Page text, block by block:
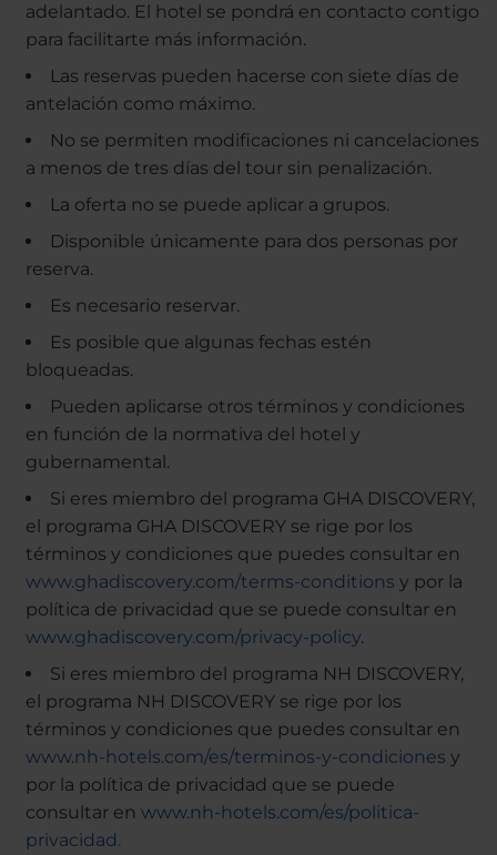
adelantado. El hotel se pondrá en contacto contigo
para facilitarte más información.
Las reservas pueden hacerse con siete días de
antelación como máximo.
No se permiten modificaciones ni cancelaciones
a menos de tres días del tour sin penalización.
La oferta no se puede aplicar a grupos.
Disponible únicamente para dos personas por
reserva.
Es necesario reservar.
Es posible que algunas fechas estén
bloqueadas.
Pueden aplicarse otros términos y condiciones
en función de la normativa del hotel y
gubernamental.
Si eres miembro del programa GHA DISCOVERY,
el programa GHA DISCOVERY se rige por los
términos y condiciones que puedes consultar en
www.ghadiscovery.com/terms-conditions y por la
política de privacidad que se puede consultar en
www.ghadiscovery.com/privacy-policy.
Si eres miembro del programa NH DISCOVERY,
el programa NH DISCOVERY se rige por los
términos y condiciones que puedes consultar en
www.nh-hotels.com/es/terminos-y-condiciones y
por la política de privacidad que se puede
consultar en www.nh-hotels.com/es/politica-
privacidad.